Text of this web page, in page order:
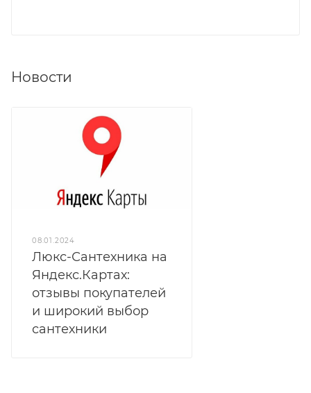
Новости
08.01.2024
Люкс-Сантехника на
Яндекс.Картах:
отзывы покупателей
и широкий выбор
сантехники